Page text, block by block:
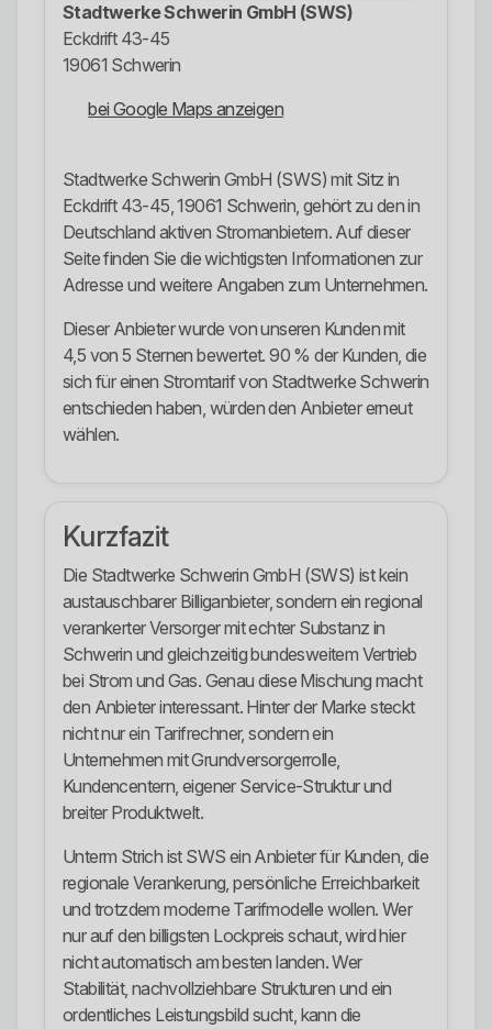
Stadtwerke Schwerin GmbH (SWS)
Eckdrift 43-45
19061 Schwerin
bei Google Maps anzeigen
Stadtwerke Schwerin GmbH (SWS) mit Sitz in
Eckdrift 43-45, 19061 Schwerin, gehört zu den in
Deutschland aktiven Stromanbietern. Auf dieser
Seite finden Sie die wichtigsten Informationen zur
Adresse und weitere Angaben zum Unternehmen.
Dieser Anbieter wurde von unseren Kunden mit
4,5 von 5 Sternen bewertet. 90 % der Kunden, die
sich für einen Stromtarif von Stadtwerke Schwerin
entschieden haben, würden den Anbieter erneut
wählen.
Kurzfazit
Die Stadtwerke Schwerin GmbH (SWS) ist kein
austauschbarer Billiganbieter, sondern ein regional
verankerter Versorger mit echter Substanz in
Schwerin und gleichzeitig bundesweitem Vertrieb
bei Strom und Gas. Genau diese Mischung macht
den Anbieter interessant. Hinter der Marke steckt
nicht nur ein Tarifrechner, sondern ein
Unternehmen mit Grundversorgerrolle,
Kundencentern, eigener Service-Struktur und
breiter Produktwelt.
Unterm Strich ist SWS ein Anbieter für Kunden, die
regionale Verankerung, persönliche Erreichbarkeit
und trotzdem moderne Tarifmodelle wollen. Wer
nur auf den billigsten Lockpreis schaut, wird hier
nicht automatisch am besten landen. Wer
Stabilität, nachvollziehbare Strukturen und ein
ordentliches Leistungsbild sucht, kann die